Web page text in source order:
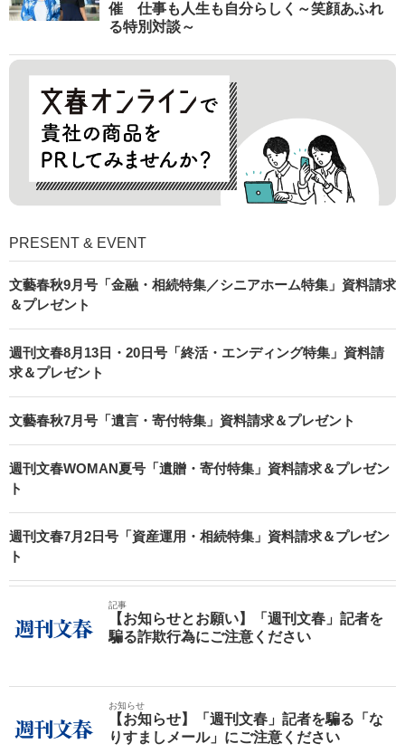
催 仕事も人生も自分らしく～笑顔あふれ
る特別対談～
PRESENT & EVENT
文藝春秋9月号「金融・相続特集／シニアホーム特集」資料請求
＆プレゼント
週刊文春8月13日・20日号「終活・エンディング特集」資料請
求＆プレゼント
文藝春秋7月号「遺言・寄付特集」資料請求＆プレゼント
週刊文春WOMAN夏号「遺贈・寄付特集」資料請求＆プレゼン
ト
週刊文春7月2日号「資産運用・相続特集」資料請求＆プレゼン
ト
記事
【お知らせとお願い】「週刊文春」記者を
騙る詐欺行為にご注意ください
お知らせ
【お知らせ】「週刊文春」記者を騙る「な
りすましメール」にご注意ください